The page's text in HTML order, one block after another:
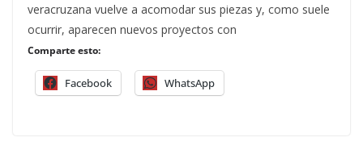
veracruzana vuelve a acomodar sus piezas y, como suele
ocurrir, aparecen nuevos proyectos con
Comparte esto:
Facebook WhatsApp